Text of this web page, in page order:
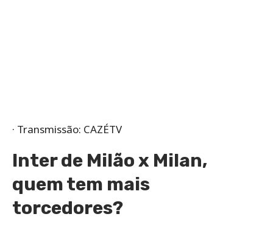
· Transmissão: CAZÉTV
Inter de Milão x Milan,
quem tem mais
torcedores?